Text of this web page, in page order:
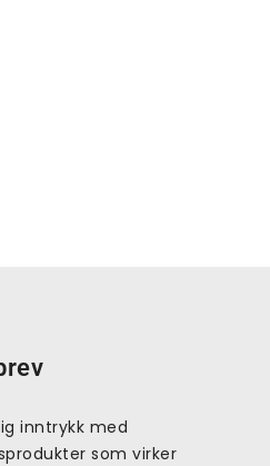
inntrykk med
som virker